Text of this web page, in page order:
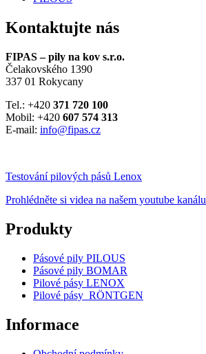
Kontaktujte nás
FIPAS – pily na kov s.r.o.
Čelakovského 1390
337 01 Rokycany
Tel.: +420 371 720 100
Mobil: +420 607 574 313
E-mail: info@fipas.cz
Testování pilových pásů Lenox
Prohlédněte si videa na našem youtube kanálu
Produkty
Pásové pily PILOUS
Pásové pily BOMAR
Pilové pásy LENOX
Pilové pásy RÖNTGEN
Informace